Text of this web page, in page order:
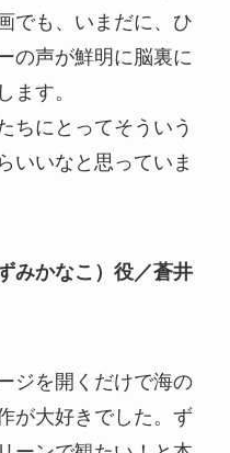
でも、いまだに、ひ
の声が鮮明に脳裏に
ます。
ちにとってそういう
いいなと思っていま
みかなこ）役／蒼井
ジを開くだけで海の
が大好きでした。ず